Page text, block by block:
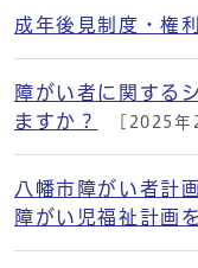
成年後見制度・権
障がい者に関する
ますか？
[2025年
八幡市障がい者計
障がい児福祉計画